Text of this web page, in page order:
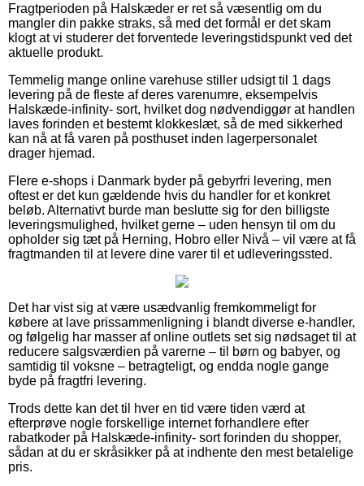
Fragtperioden på Halskæder er ret så væsentlig om du
mangler din pakke straks, så med det formål er det skam
klogt at vi studerer det forventede leveringstidspunkt ved det
aktuelle produkt.
Temmelig mange online varehuse stiller udsigt til 1 dags
levering på de fleste af deres varenumre, eksempelvis
Halskæde-infinity- sort, hvilket dog nødvendiggør at handlen
laves forinden et bestemt klokkeslæt, så de med sikkerhed
kan nå at få varen på posthuset inden lagerpersonalet
drager hjemad.
Flere e-shops i Danmark byder på gebyrfri levering, men
oftest er det kun gældende hvis du handler for et konkret
beløb. Alternativt burde man beslutte sig for den billigste
leveringsmulighed, hvilket gerne – uden hensyn til om du
opholder sig tæt på Herning, Hobro eller Nivå – vil være at få
fragtmanden til at levere dine varer til et udleveringssted.
Det har vist sig at være usædvanlig fremkommeligt for
købere at lave prissammenligning i blandt diverse e-handler,
og følgelig har masser af online outlets set sig nødsaget til at
reducere salgsværdien på varerne – til børn og babyer, og
samtidig til voksne – betragteligt, og endda nogle gange
byde på fragtfri levering.
Trods dette kan det til hver en tid være tiden værd at
efterprøve nogle forskellige internet forhandlere efter
rabatkoder på Halskæde-infinity- sort forinden du shopper,
sådan at du er skråsikker på at indhente den mest betalelige
pris.